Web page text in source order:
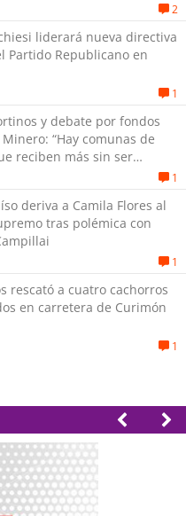
2
liderará nueva directiva
Partido Republicano en
1
y debate por fondos
“Hay comunas de
reciben más sin ser
1
deriva a Camila Flores al
tras polémica con
1
rescató a cuatro cachorros
en carretera de Curimón
1